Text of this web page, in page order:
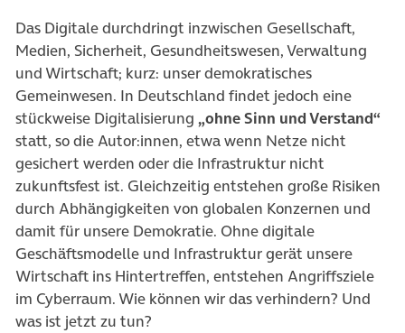
Das Digitale durchdringt inzwischen Gesellschaft,
Medien, Sicherheit, Gesundheitswesen, Verwaltung
und Wirtschaft; kurz: unser demokratisches
Gemeinwesen. In Deutschland findet jedoch eine
stückweise Digitalisierung „ohne Sinn und Verstand“
statt, so die Autor:innen, etwa wenn Netze nicht
gesichert werden oder die Infrastruktur nicht
zukunftsfest ist. Gleichzeitig entstehen große Risiken
durch Abhängigkeiten von globalen Konzernen und
damit für unsere Demokratie. Ohne digitale
Geschäftsmodelle und Infrastruktur gerät unsere
Wirtschaft ins Hintertreffen, entstehen Angriffsziele
im Cyberraum. Wie können wir das verhindern? Und
was ist jetzt zu tun?